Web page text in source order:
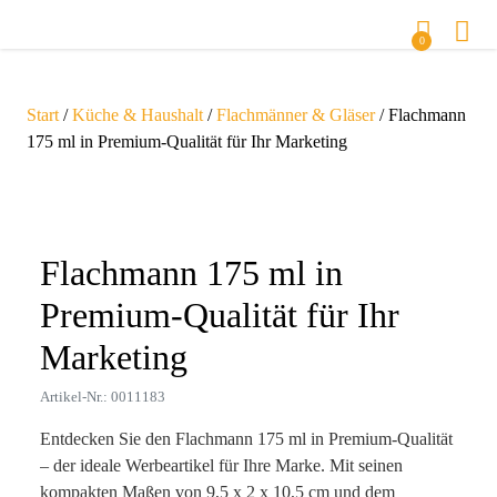
0
Start /Küche & Haushalt /Flachmänner & Gläser/ Flachmann
175 ml in Premium-Qualität für Ihr Marketing
Flachmann 175 ml in
Premium-Qualität für Ihr
Marketing
Artikel-Nr.: 0011183
Entdecken Sie den Flachmann 175 ml in Premium-Qualität
– der ideale Werbeartikel für Ihre Marke. Mit seinen
kompakten Maßen von 9,5 x 2 x 10,5 cm und dem